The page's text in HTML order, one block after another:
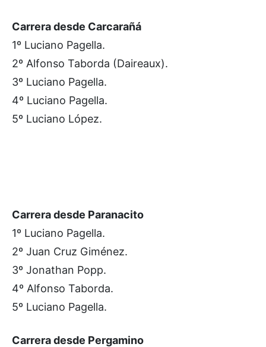
Carrera desde Carcarañá
1º Luciano Pagella.
2º Alfonso Taborda (Daireaux).
3º Luciano Pagella.
4º Luciano Pagella.
5º Luciano López.
Carrera desde Paranacito
1º Luciano Pagella.
2º Juan Cruz Giménez.
3º Jonathan Popp.
4º Alfonso Taborda.
5º Luciano Pagella.
Carrera desde Pergamino